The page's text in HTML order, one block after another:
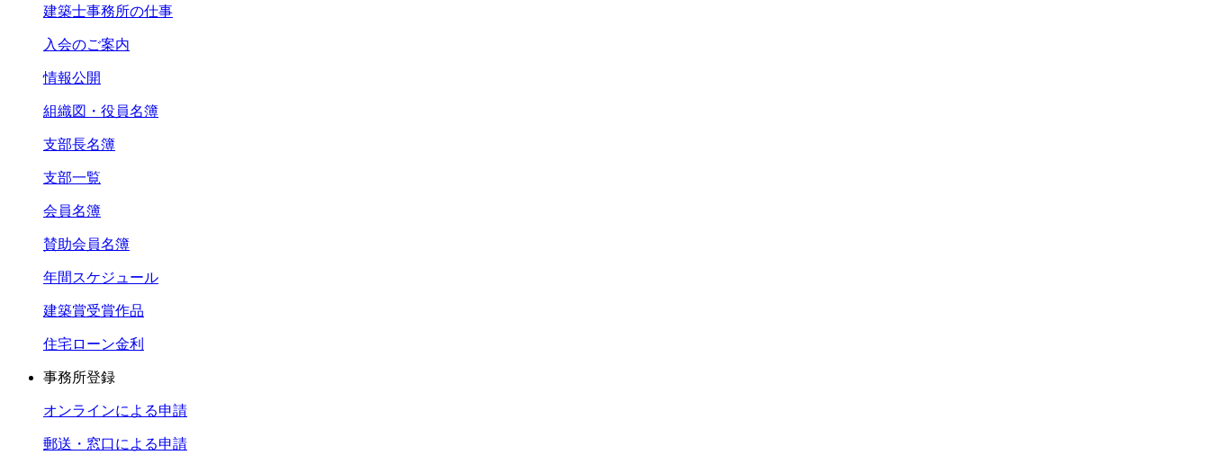
建築士事務所の仕事
入会のご案内
情報公開
組織図・役員名簿
支部長名簿
支部一覧
会員名簿
賛助会員名簿
年間スケジュール
建築賞受賞作品
住宅ローン金利
事務所登録
オンラインによる申請
郵送・窓口による申請